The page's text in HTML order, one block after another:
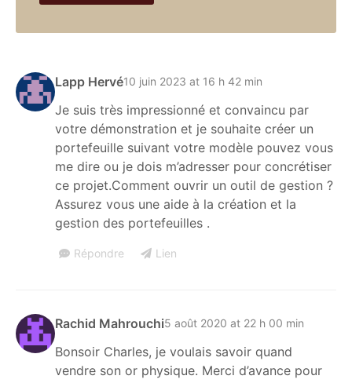
Lapp Hervé10 juin 2023 at 16 h 42 min
Je suis très impressionné et convaincu par
votre démonstration et je souhaite créer un
portefeuille suivant votre modèle pouvez vous
me dire ou je dois m’adresser pour concrétiser
ce projet.Comment ouvrir un outil de gestion ?
Assurez vous une aide à la création et la
gestion des portefeuilles .
Répondre Lien
Rachid Mahrouchi5 août 2020 at 22 h 00 min
Bonsoir Charles, je voulais savoir quand
vendre son or physique. Merci d’avance pour